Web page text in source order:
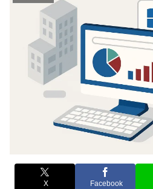
X Facebook